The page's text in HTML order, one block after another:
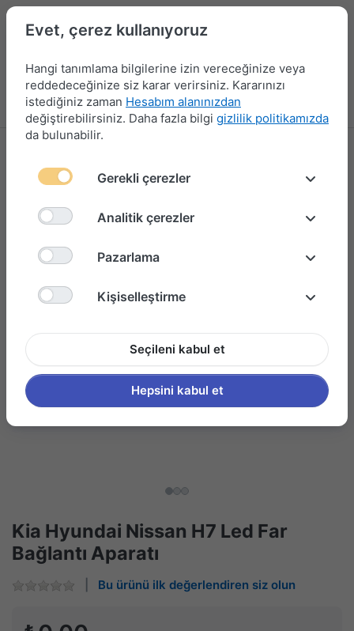
Menü Giriş yap Karşılaştırma Favori Listesi
Kia Hyundai Nissan H7 Led Far
Bağlantı Aparatı
Bu ürünü ilk değerlendiren siz olun
Evet, çerez kullanıyoruz
Hangi tanımlama bilgilerine izin vereceğinize veya
reddedeceğinize siz karar verirsiniz. Kararınızı
istediğiniz zaman Hesabım alanınızdan
değiştirebilirsiniz. Daha fazla bilgi gizlilik politikamızda
da bulunabilir.
Gerekli çerezler
Analitik çerezler
Pazarlama
Kişiselleştirme
Seçileni kabul et
Hepsini kabul et